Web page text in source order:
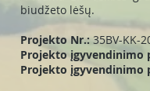
biudžeto lėšų.
Projekto Nr.:35BV-KK-
Projekto įgyvendinimo
Projekto įgyvendinimo